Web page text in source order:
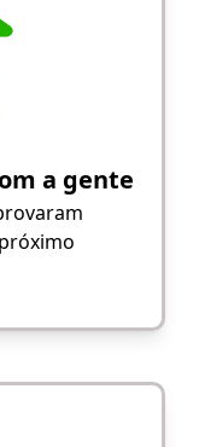
a gente